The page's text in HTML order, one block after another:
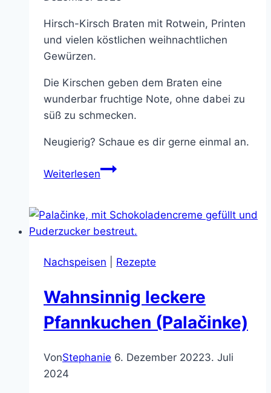
Hirsch-Kirsch Braten mit Rotwein, Printen
und vielen köstlichen weihnachtlichen
Gewürzen.
Die Kirschen geben dem Braten eine
wunderbar fruchtige Note, ohne dabei zu
süß zu schmecken.
Neugierig? Schaue es dir gerne einmal an.
WeiterlesenHirsch-
–
hervorragend
die
Nachspeisen Rezepte
Wahnsinnig leckere
Pfannkuchen (Palačinke)
VonStephanie 6. Dezember 20223. Juli
2024